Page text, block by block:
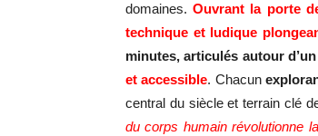
domaines.Ouvrant la porte
technique et ludique
minutes, articulés autour
et accessible. Chacun
central du siècle et terrain clé
du corps humain révolutionne